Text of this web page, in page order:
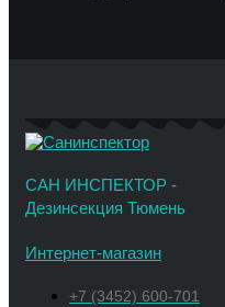
САН ИНСПЕКТОР -
Дезинсекция Тюмень
Интернет-магазин
+7 (3452) 600-701